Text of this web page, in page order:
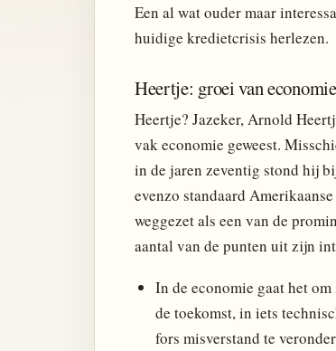
Een al wat ouder maar
huidige kredietcrisis herlezen.
Heertje: groei van
Heertje? Jazeker, Arnold
vak economie geweest.
in de jaren zeventig stond hij
evenzo standaard
weggezet als een van de
aantal van de punten uit zijn
In de economie gaat het
de toekomst, in iets
fors misverstand te